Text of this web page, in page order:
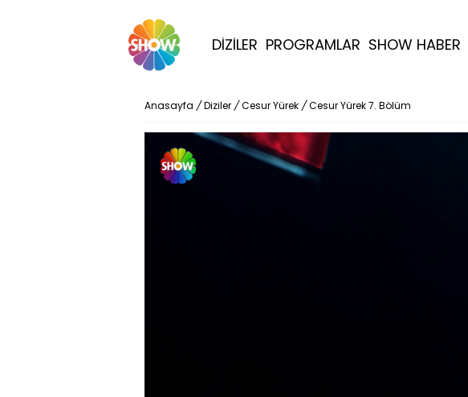
DİZİLER PROGRAMLAR SHOW HABER
Anasayfa / Diziler / Cesur Yürek / Cesur Yürek 7. Bölüm